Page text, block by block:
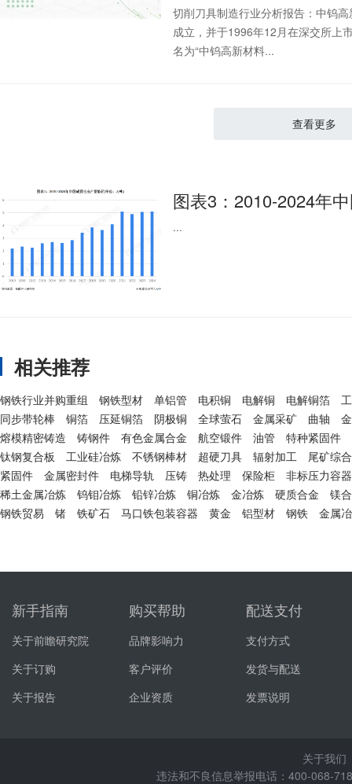
切削刀具制造行业分析报告：中钨
成立，并于1996年12月在深交所上
名为“中钨高新材料...
查看更多
图表3：2010-2024年
...
相关推荐
钢铁行业并购重组 钢铁型材 单铝管 电积铜 电解铜 电解铜箔
同步带轮棒
铜箔 压延铜箔 阴极铜 全球萤石 金属采矿 曲轴
熔模精密铸造
铸钢件 有色金属合金 航空锻件 油管
特种紧固件
钛钢复合板
工业硅冶炼 不锈钢棒材 超硬刀具 辐射加工
尾矿综
紧固件
金属密封件 电梯导轨 压铸 热处理 保险柜
非标压力容器
稀土金属冶炼
钨钼冶炼 铅锌冶炼 铜冶炼 金冶炼 硬质合金
镁
钢铁贸易
锗 铁矿石 马口铁包装容器 黄金 铝型材 钢铁 金属
新手指南
关于前瞻研究院
关于订购
关于报告
购买帮助
品牌影响力
客户评价
企业资质
配送支付
支付方式
发货与配送
发票说明
关于我们
违法和不良信息举报电话：400-068-